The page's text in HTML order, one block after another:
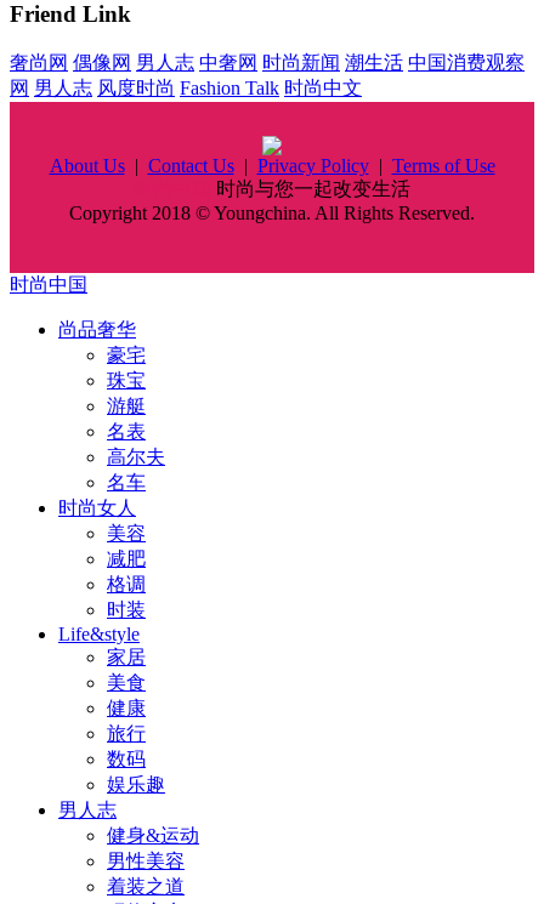
Friend Link
奢尚网 偶像网 男人志 中奢网 时尚新闻 潮生活 中国消费观察
网 男人志 风度时尚 Fashion Talk 时尚中文
About Us| Contact Us| Privacy Policy| Terms of Use
时尚与您一起改变生活
Copyright 2018 © Youngchina. All Rights Reserved.
时尚中国
尚品奢华
豪宅
珠宝
游艇
名表
高尔夫
名车
时尚女人
美容
减肥
格调
时装
Life&style
家居
美食
健康
旅行
数码
娱乐趣
男人志
健身&运动
男性美容
着装之道